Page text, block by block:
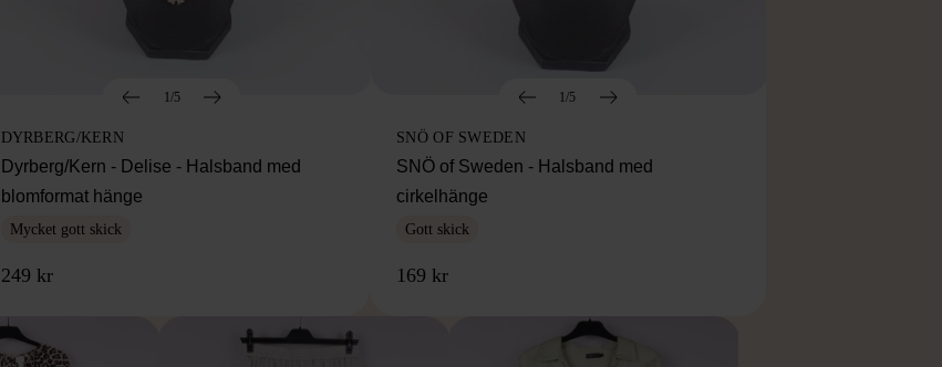
1/5
DYRBERG/KERN
Dyrberg/Kern - Delise - Halsband med
blomformat hänge
Mycket gott skick
249 kr
1/5
SNÖ OF SWEDEN
SNÖ of Sweden - Halsband med
cirkelhänge
Gott skick
169 kr